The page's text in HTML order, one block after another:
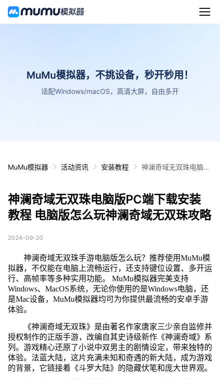
MuMu模拟器，不挑设备，秒开秒用！
适配Windows/macOS，高清大屏，自由多开
MuMu模拟器 活动资讯 安装教程
神澜奇域无双珠电脑版
双珠攻略
神澜奇域无双珠电脑版PC端下载安装
教程 电脑版怎么玩神澜奇域无双珠攻略
2024-09-20
神澜奇域无双珠手游电脑版怎么玩？推荐使用MuMu模
拟器，不仅能在电脑上流畅运行，还支持键位设置、多开运
行、高帧率等多种实用功能。 MuMu模拟器完美支持
Windows、MacOS系统，无论你使用的是Windows电脑，还
是Mac设备，MuMu模拟器均可为你提供最流畅的安卓手游
体验。
《神澜奇域无双珠》是由著名作家唐家三少亲自监修并
授权制作的正版手游，改编自其史诗级新作《神澜奇域》系
列。游戏精心还原了小说中双男主的剧情设定，带来独特的
体验。法蓝大陆，这片充满未知和奇遇的新大陆，成为游戏
的背景，它链接着《斗罗大陆》的隐藏伏笔和庞大世界观。